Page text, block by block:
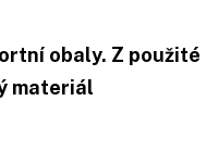
obaly. Z použité
materiál